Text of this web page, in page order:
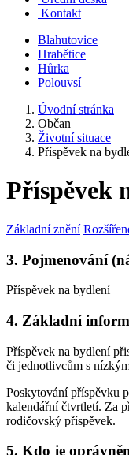
Kontakt
Blahutovice
Hrabětice
Hůrka
Polouvsí
Úvodní stránka
Občan
Životní situace
Příspěvek na
Příspěvek
Základní znění
3. Pojmenování
Příspěvek na bydlení
4. Základní
Příspěvek na bydlení
či jednotlivcům s
Poskytování příspěvku
kalendářní čtvrtletí. Za
rodičovský příspěvek.
5. Kdo je